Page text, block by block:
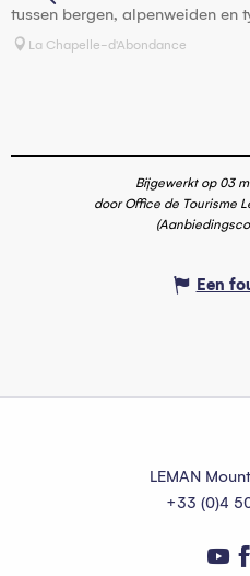
tussen bergen, alpenweiden en
La Chapelle-d'Abondance
Bijgewerkt op 03
door Office de Tourisme
Een
LEMAN
+33 (0)4